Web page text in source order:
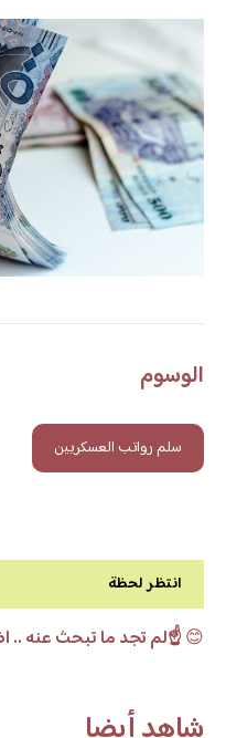
الوسوم
سلم رواتب العسكريين
انتظر لحظة
😊☝️لم تجد ما تبحث عنه ..